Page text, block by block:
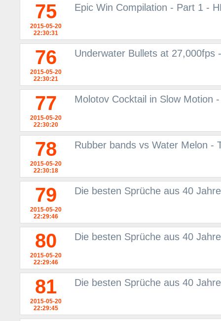
75
2015-05-20
22:30:31
Epic Win Compilation - Part 1 -
76
2015-05-20
22:30:21
Underwater Bullets at 27,000fps
77
2015-05-20
22:30:20
Molotov Cocktail in Slow Motion
78
2015-05-20
22:30:18
Rubber bands vs Water Melon -
79
2015-05-20
22:29:46
Die besten Sprüche aus 40
80
2015-05-20
22:29:46
Die besten Sprüche aus 40
81
2015-05-20
22:29:45
Die besten Sprüche aus 40